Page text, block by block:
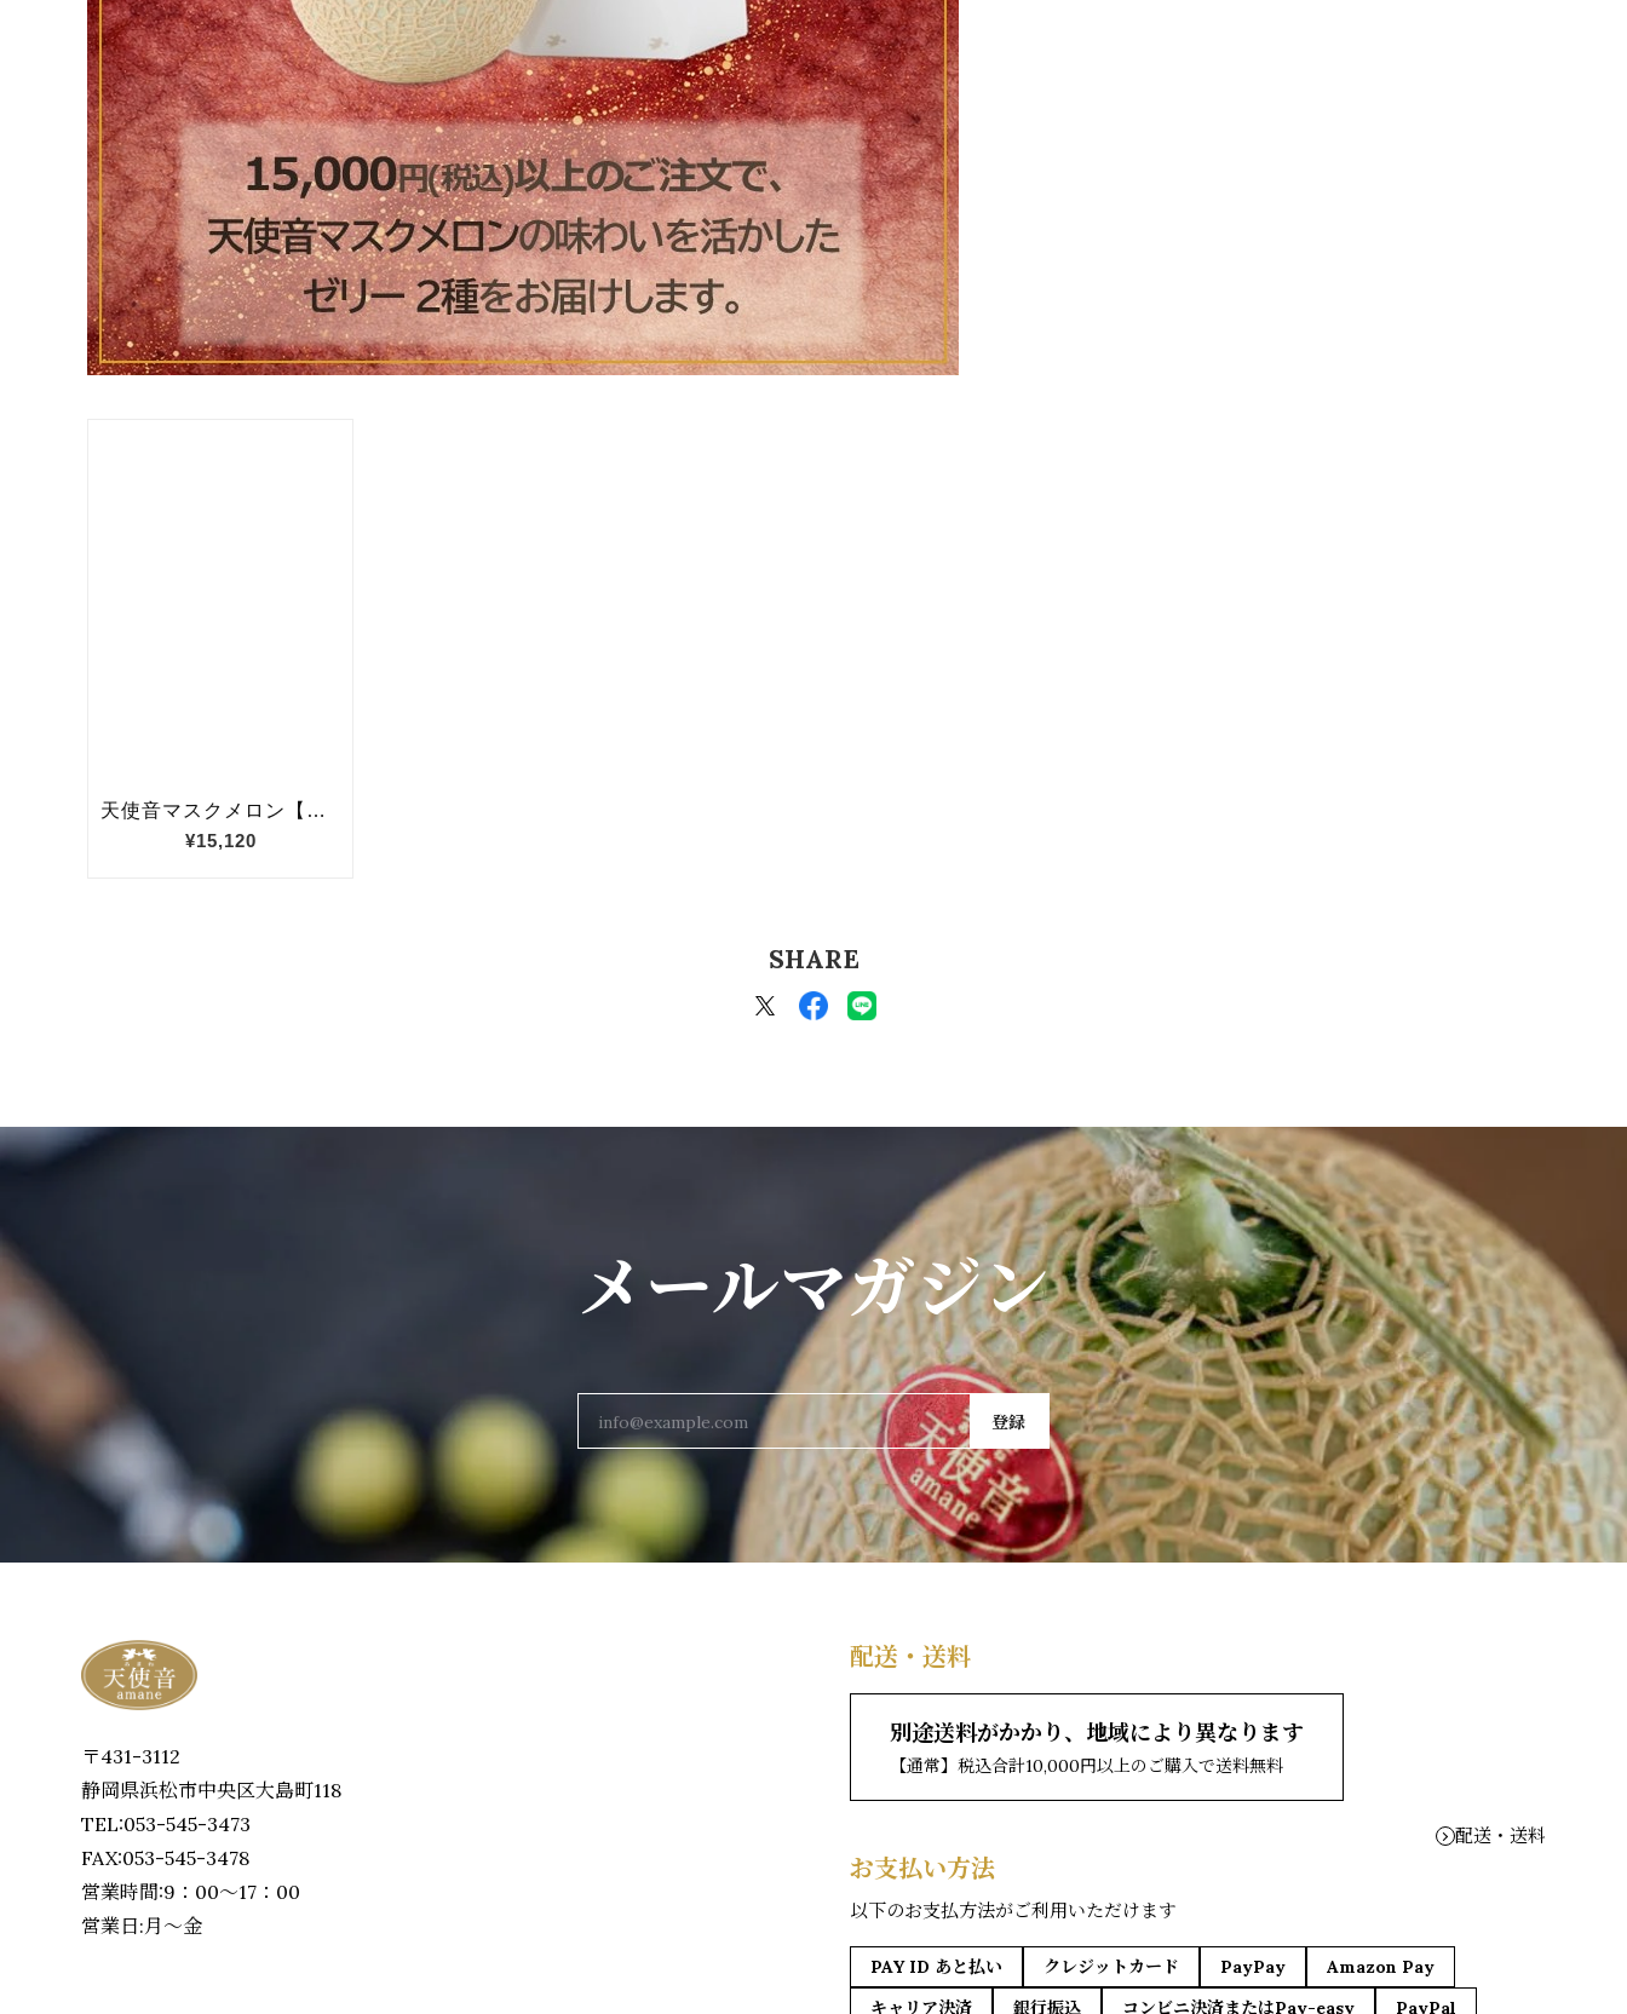
SHARE
メールマガジン
登録
〒431-3112
静岡県浜松市中央区大島町118
TEL:053-545-3473
FAX:053-545-3478
営業時間:9：00～17：00
営業日:月～金
配送・送料
別途送料がかかり、地域により異なります
【通常】税込合計10,000円以上のご購入で送料無料
配送・送料
お支払い方法
以下のお支払方法がご利用いただけます
PAY ID あと払い クレジットカード PayPay
Amazon Pay
キャリア決済
銀行振込 コンビニ決済またはPay-easy PayPal